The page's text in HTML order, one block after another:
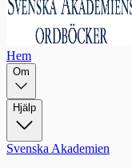
Hem
Om
Hjälp
Svenska Akademien